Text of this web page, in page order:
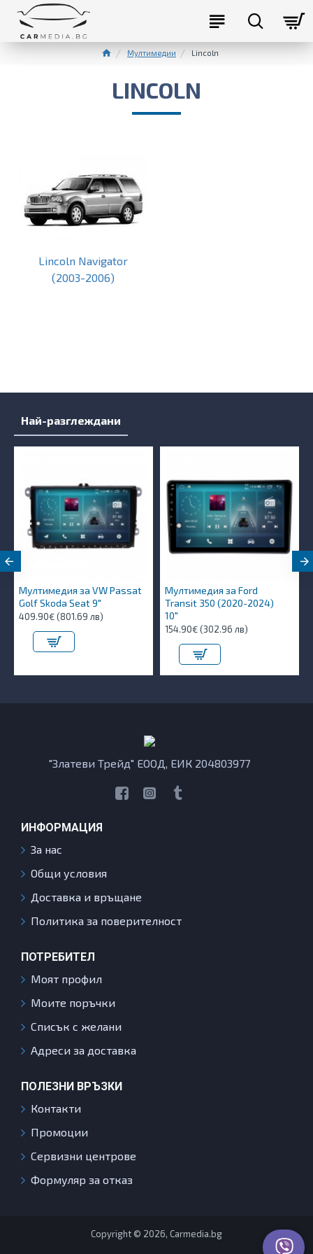
Мултимедии Lincoln
LINCOLN
Lincoln Navigator
(2003-2006)
Най-разглеждани
Мултимедия за VW Passat
Golf Skoda Seat 9"
409.90€ (801.69 лв)
Мултимедия за Ford
Transit 350 (2020-2024)
10″
154.90€ (302.96 лв)
"Златеви Трейд" ЕООД, ЕИК 204803977
ИНФОРМАЦИЯ
За нас
Общи условия
Доставка и връщане
Политика за поверителност
ПОТРЕБИТЕЛ
Моят профил
Моите поръчки
Списък с желани
Адреси за доставка
ПОЛЕЗНИ ВРЪЗКИ
Контакти
Промоции
Сервизни центрове
Формуляр за отказ
Copyright © 2026, Carmedia.bg